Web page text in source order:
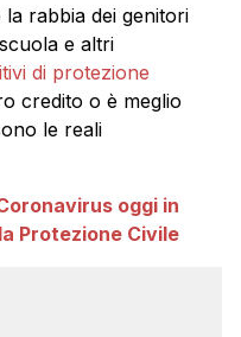
rabbia dei genitori
e altri
di protezione
credito o è meglio
le reali
oggi in
Protezione Civile